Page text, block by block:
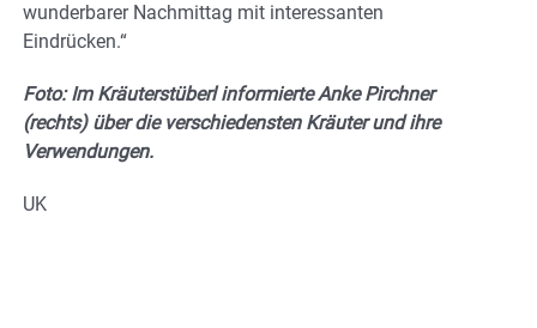
wunderbarer Nachmittag mit interessanten
Eindrücken.“
Foto: Im Kräuterstüberl informierte Anke Pirchner
(rechts) über die verschiedensten Kräuter und ihre
Verwendungen.
UK